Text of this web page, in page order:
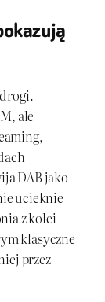
ale
DAB jako
ucieknie
z kolei
klasyczne
przez